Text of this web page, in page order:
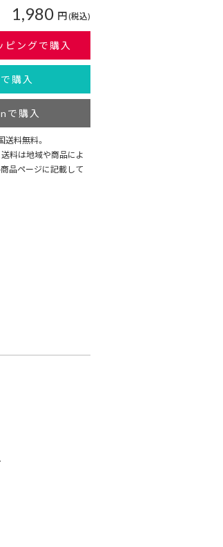
1,980 円(税込)
ングで購入
購入
で購入
料無料。
料は地域や商品によ
品ページに記載して